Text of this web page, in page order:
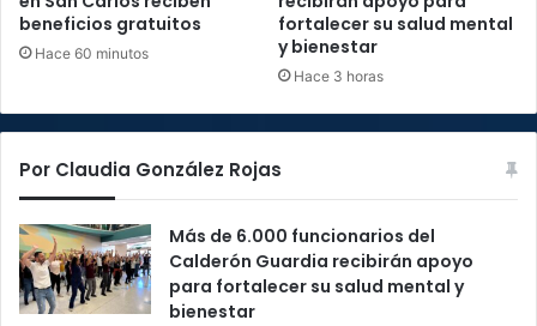
beneficios gratuitos
Hace 60 minutos
fortalecer su salud mental
y bienestar
Hace 3 horas
Por Claudia González Rojas
Más de 6.000 funcionarios del
Calderón Guardia recibirán apoyo
para fortalecer su salud mental y
bienestar